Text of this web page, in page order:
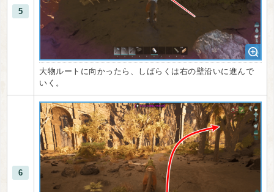
5
大物ルートに向かったら、しばらくは右の壁沿いに進んで
いく。
6